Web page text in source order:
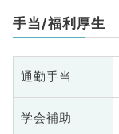
手当/福利厚生
通勤手当
学会補助